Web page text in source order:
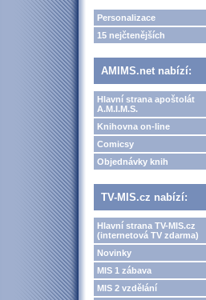
Personalizace
15 nejčtenějších
AMIMS.net nabízí:
Hlavní strana apoštolát
A.M.I.M.S.
Knihovna on-line
Comicsy
Objednávky knih
TV-MIS.cz nabízí:
Hlavní strana TV-MIS.cz
(internetová TV zdarma)
Novinky
MIS 1 zábava
MIS 2 vzdělání